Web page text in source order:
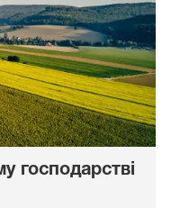
господарстві